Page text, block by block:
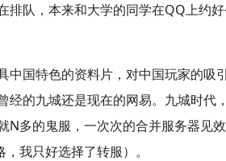
排队，本来和大学的同学在QQ上约
中国特色的资料片，对中国玩家的吸
经的九城还是现在的网易。九城时代
N多的鬼服，一次次的合并服务器见
我只好选择了转服）。